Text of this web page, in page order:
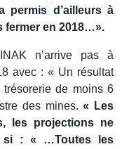
d’ailleurs à
fermer en 2018…».
n’arrive pas à
avec : « Un résultat
de moins 6
des mines.« Les
les projections ne
si : « …Toutes les